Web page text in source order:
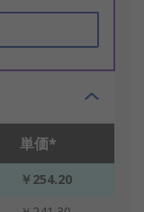
単価*
￥254.20